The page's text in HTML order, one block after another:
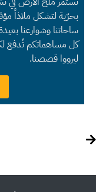
بحرّية لتشكل ملاذاً
ساحاتنا وشوارعنا بعيدة
كل مساهماتكم تُدفع
ليرووا قصصنا.